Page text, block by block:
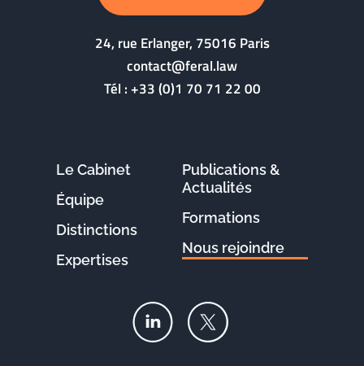
24, rue Erlanger, 75016 Paris
contact@feral.law
Tél :+33 (0)1 70 71 22 00
Le Cabinet
Équipe
Distinctions
Expertises
Publications &
Actualités
Formations
Nous rejoindre